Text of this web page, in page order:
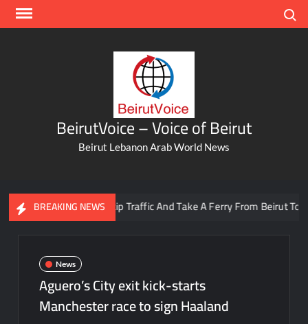
Skip
BeirutVoice – Voice of Beirut
Beirut Lebanon Arab World News
BREAKING NEWS
You Can Now Skip Traffic And Take A Ferry From Beirut To
News
Aguero’s City exit kick-starts
Manchester race to sign Haaland